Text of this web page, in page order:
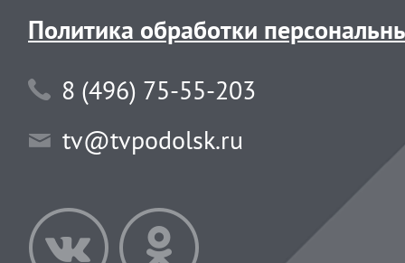
Политика обработки
8 (496) 75-55-203
tv@tvpodolsk.ru